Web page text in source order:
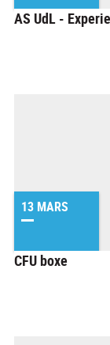
AS UdL -
13 MARS
CFU boxe